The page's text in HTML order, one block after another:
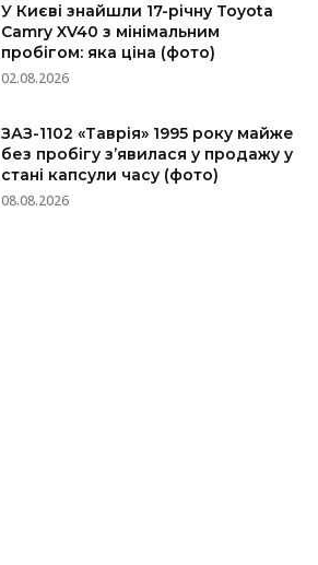
У Києві знайшли 17-річну Toyota
Camry XV40 з мінімальним
пробігом: яка ціна (фото)
02.08.2026
ЗАЗ-1102 «Таврія» 1995 року майже
без пробігу з’явилася у продажу у
стані капсули часу (фото)
08.08.2026